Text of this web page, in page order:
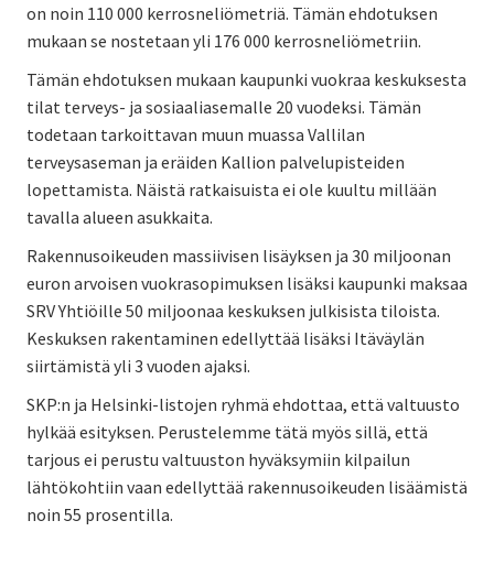
on noin 110 000 kerrosneliömetriä. Tämän ehdotuksen
mukaan se nostetaan yli 176 000 kerrosneliömetriin.
Tämän ehdotuksen mukaan kaupunki vuokraa keskuksesta
tilat terveys- ja sosiaaliasemalle 20 vuodeksi. Tämän
todetaan tarkoittavan muun muassa Vallilan
terveysaseman ja eräiden Kallion palvelupisteiden
lopettamista. Näistä ratkaisuista ei ole kuultu millään
tavalla alueen asukkaita.
Rakennusoikeuden massiivisen lisäyksen ja 30 miljoonan
euron arvoisen vuokrasopimuksen lisäksi kaupunki maksaa
SRV Yhtiöille 50 miljoonaa keskuksen julkisista tiloista.
Keskuksen rakentaminen edellyttää lisäksi Itäväylän
siirtämistä yli 3 vuoden ajaksi.
SKP:n ja Helsinki-listojen ryhmä ehdottaa, että valtuusto
hylkää esityksen. Perustelemme tätä myös sillä, että
tarjous ei perustu valtuuston hyväksymiin kilpailun
lähtökohtiin vaan edellyttää rakennusoikeuden lisäämistä
noin 55 prosentilla.